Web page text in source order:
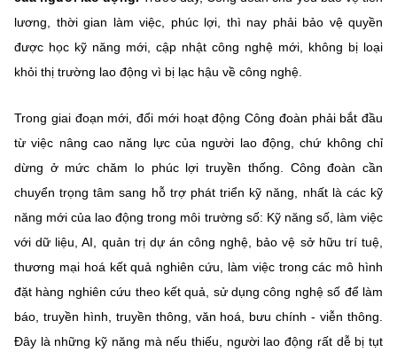
Địa chỉ: Ban Biên tập Cổng TTĐT - 18 Nguyễn Du, TP. Hà Nội
Email:stc@mst.gov.vn
©2026 Bản quyền thuộc Bộ Khoa Học và Công Nghệ
website này)
lương, thời gian làm việc, phúc lợi, thì nay phải bảo vệ quyền
được học kỹ năng mới, cập nhật công nghệ mới, không bị loại
khỏi thị trường lao động vì bị lạc hậu về công nghệ.
Trong giai đoạn mới, đổi mới hoạt động Công đoàn phải bắt đầu
từ việc nâng cao năng lực của người lao động, chứ không chỉ
dừng ở mức chăm lo phúc lợi truyền thống. Công đoàn cần
chuyển trọng tâm sang hỗ trợ phát triển kỹ năng, nhất là các kỹ
năng mới của lao động trong môi trường số: Kỹ năng số, làm việc
với dữ liệu, AI, quản trị dự án công nghệ, bảo vệ sở hữu trí tuệ,
thương mại hoá kết quả nghiên cứu, làm việc trong các mô hình
đặt hàng nghiên cứu theo kết quả, sử dụng công nghệ số để làm
báo, truyền hình, truyền thông, văn hoá, bưu chính - viễn thông.
Đây là những kỹ năng mà nếu thiếu, người lao động rất dễ bị tụt